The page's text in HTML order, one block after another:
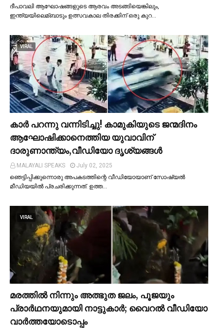
ദീപാവലി ആഘോഷങ്ങളുടെ ആരവം അടങ്ങിയെങ്കിലും,
ഇന്ത്യയിലെമ്ബാടും ഉത്സവകാല തിരക്കിന് ഒരു കുറ…
VIRAL
കാര്‍ പറന്നു വന്നിടിച്ചു! കാമുകിയുടെ ജന്മദിനം
ആഘോഷിക്കാനെത്തിയ യുവാവിന്
ദാരുണാന്ത്യം,വീഡിയോ ദൃശ്യങ്ങൾ
MALAYALI SPEAKS
July 02, 2025
ഞെട്ടിപ്പിക്കുന്നൊരു അപകടത്തിന്റെ വീഡിയോയാണ് സോഷ്യല്‍
മീഡിയയില്‍ പ്രചരിക്കുന്നത്. ഉത്ത…
VIRAL
മരത്തില്‍ നിന്നും അത്ഭുത ജലം, പൂജയും
പ്രാര്‍ഥനയുമായി നാട്ടുകാര്‍; വൈറൽ വീഡിയോ
വാർത്തയോടൊപ്പം